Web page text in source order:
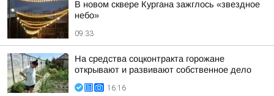
В новом сквере Кургана зажглось «звездное
небо»
09:33
На средства соцконтракта горожане
открывают и развивают собственное дело
16:16